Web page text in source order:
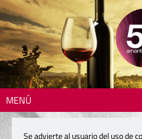
MENÚ
Se advierte al usuario del uso de